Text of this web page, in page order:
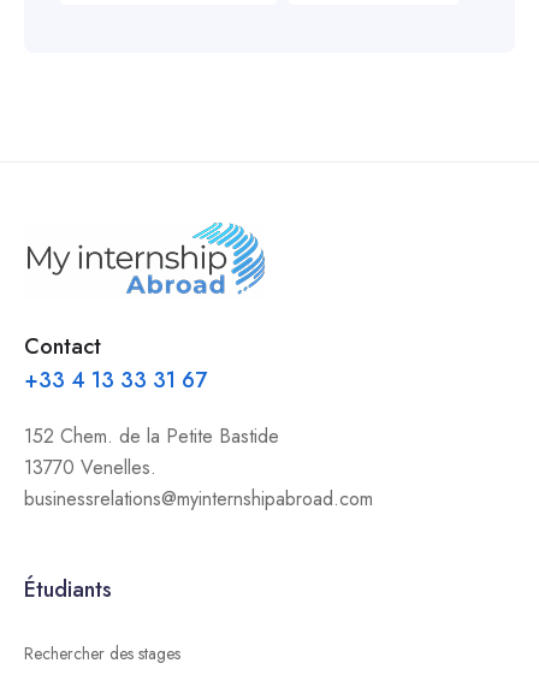
Contact
+33 4 13 33 31 67
152 Chem. de la Petite Bastide
13770 Venelles.
businessrelations@myinternshipabroad.com
Étudiants
Rechercher des stages